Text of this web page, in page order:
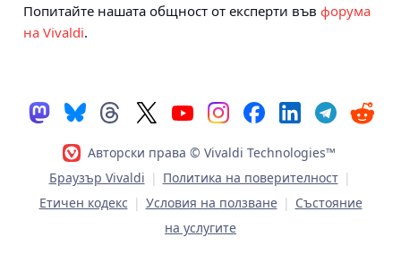
Попитайте нашата общност от експерти във форума
на Vivaldi.
Авторски права © Vivaldi Technologies™
Браузър Vivaldi | Политика на поверителност |
Етичен кодекс | Условия на ползване | Състояние
на услугите